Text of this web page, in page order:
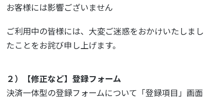
お客様には影響ございません
ご利用中の皆様には、大変ご迷惑をおかけいたしまし
たことをお詫び申し上げます。
２）【修正など】登録フォーム
決済一体型の登録フォームについて「登録項目」画面